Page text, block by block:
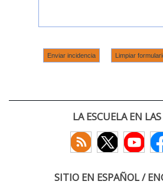
LA ESCUELA EN LAS
SITIO EN ESPAÑOL /